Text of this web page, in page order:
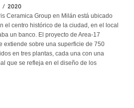
2020
Ceramica Group en Milán está ubicado
el centro histórico de la ciudad, en el local
un banco. El proyecto de Area-17
extiende sobre una superficie de 750
en tres plantas, cada una con una
que se refleja en el diseño de los